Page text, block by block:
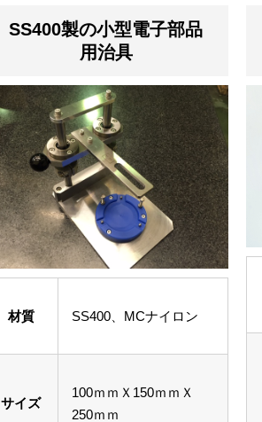
SS400製の小型電子部品
用治具
材質 SS400、MCナイロン
サイズ
100ｍｍＸ150ｍｍＸ
250ｍｍ